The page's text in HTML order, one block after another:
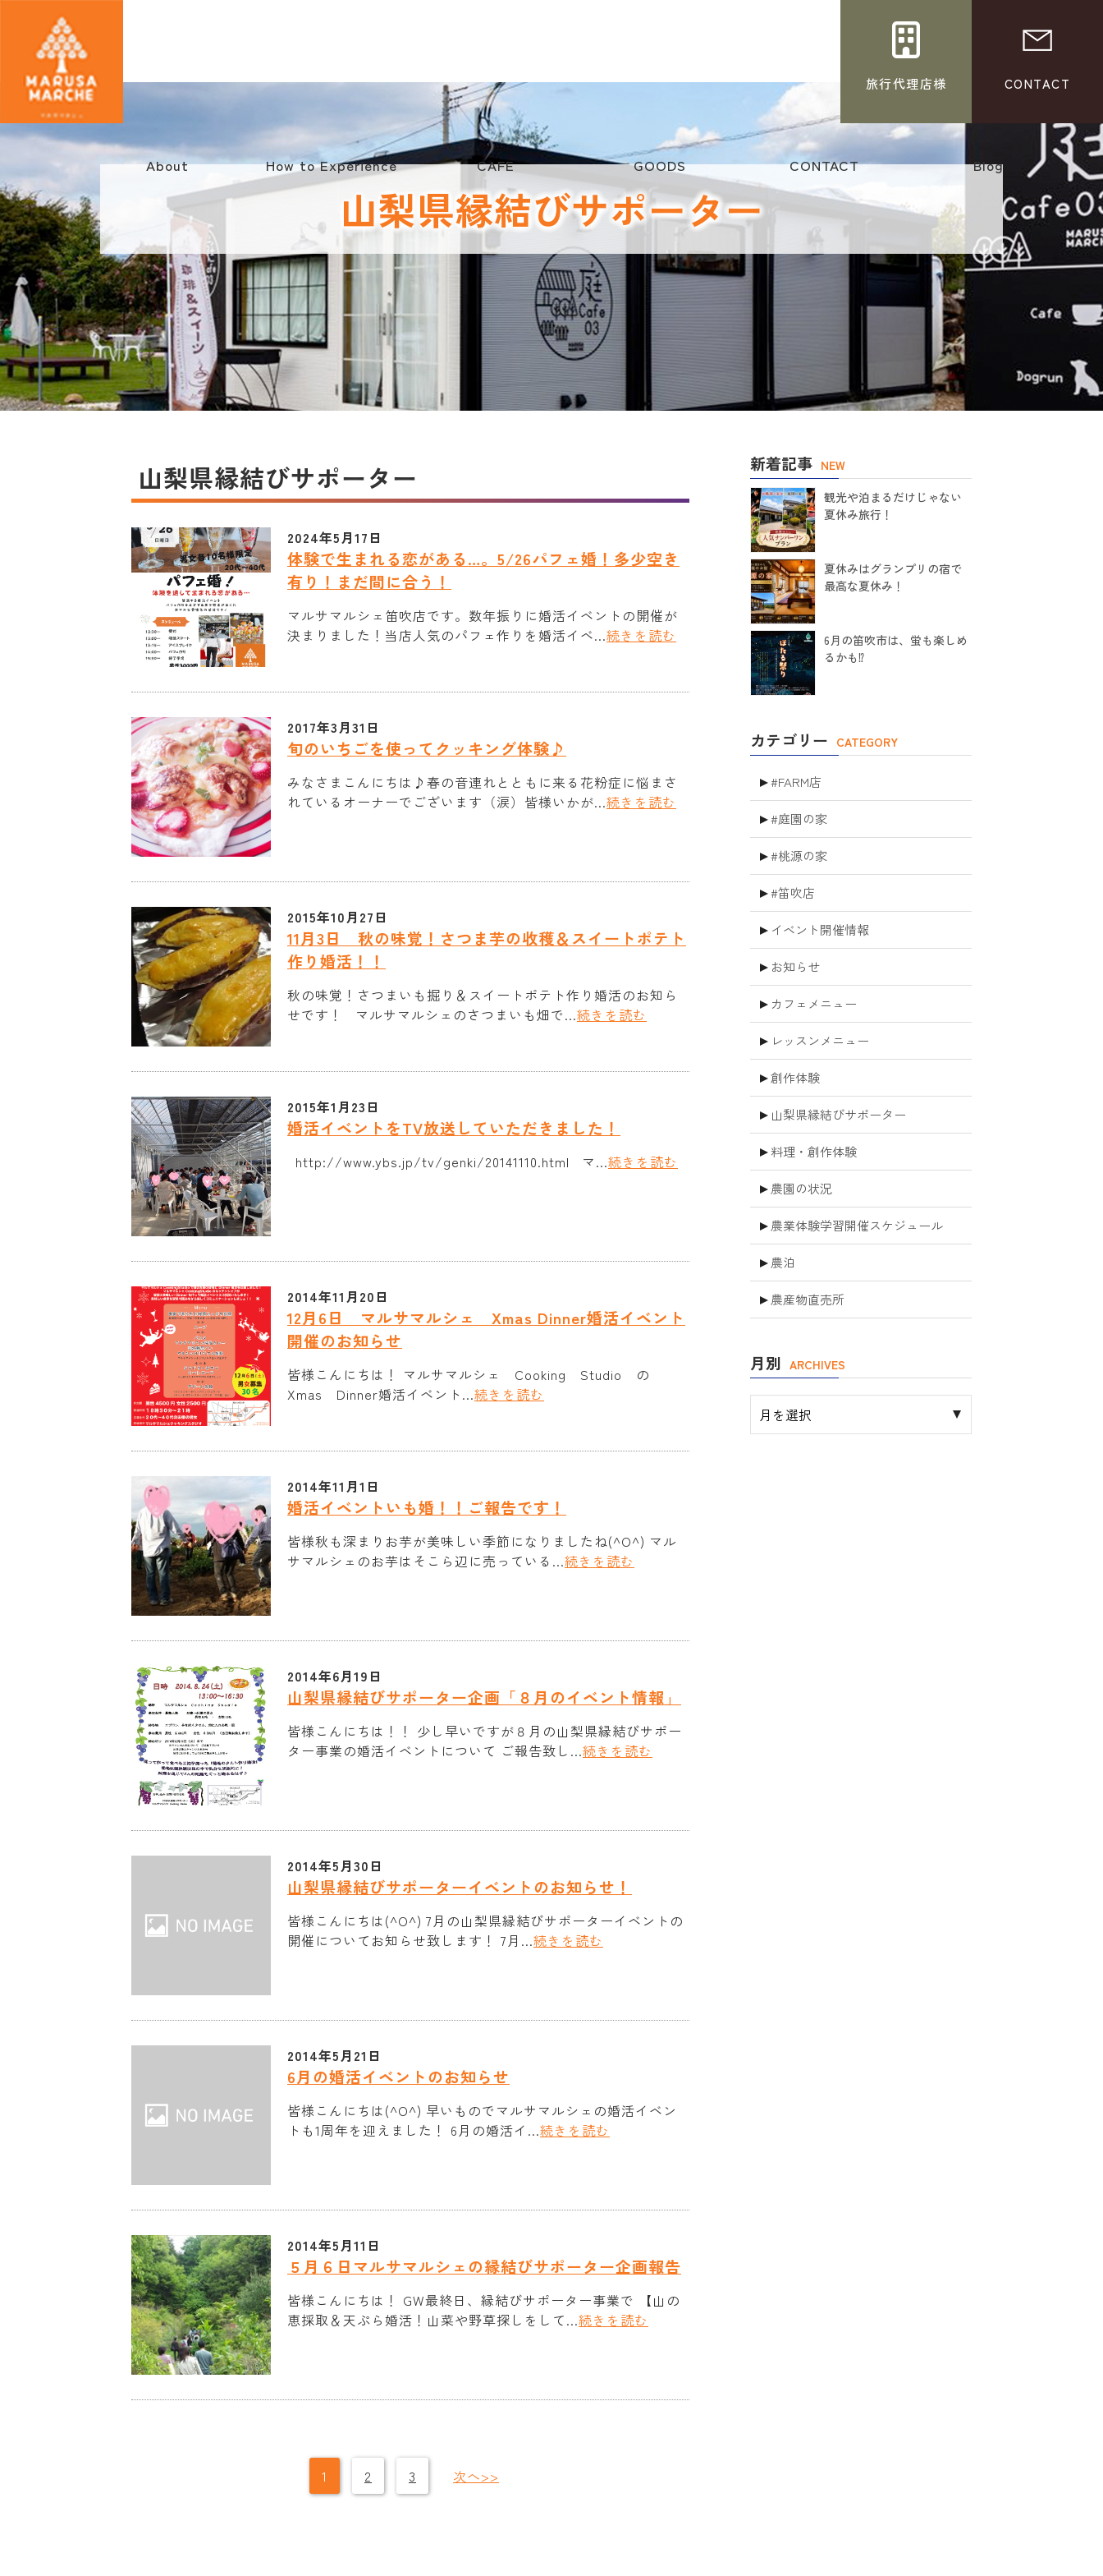
旅行代理店様 CONTACT
About How to Experience CAFE GOODS CONTACT Blog
山梨県縁結びサポーター
山梨県縁結びサポーター
2024年5月17日
体験で生まれる恋がある…。5/26パフェ婚！多少空き
有り！まだ間に合う！
マルサマルシェ笛吹店です。数年振りに婚活イベントの開催が
決まりました！当店人気のパフェ作りを婚活イベ...続きを読む
2017年3月31日
旬のいちごを使ってクッキング体験♪
みなさまこんにちは♪春の音連れとともに来る花粉症に悩まさ
れているオーナーでございます（涙）皆様いかが...続きを読む
2015年10月27日
11月3日 秋の味覚！さつま芋の收穫＆スイートポテト
作り婚活！！
秋の味覚！さつまいも掘り＆スイートポテト作り婚活のお知ら
せです！ マルサマルシェのさつまいも畑で...続きを読む
2015年1月23日
婚活イベントをTV放送していただきました！
http://www.ybs.jp/tv/genki/20141110.html マ...続きを読む
2014年11月20日
12月6日 マルサマルシェ Xmas Dinner婚活イベント
開催のお知らせ
皆様こんにちは！ マルサマルシェ Cooking Studio の
Xmas Dinner婚活イベント...続きを読む
2014年11月1日
婚活イベントいも婚！！ご報告です！
皆様秋も深まりお芋が美味しい季節になりましたね(^O^) マル
サマルシェのお芋はそこら辺に売っている...続きを読む
2014年6月19日
山梨県縁結びサポーター企画「８月のイベント情報」
皆様こんにちは！！ 少し早いですが８月の山梨県縁結びサポー
ター事業の婚活イベントについて ご報告致し...続きを読む
2014年5月30日
山梨県縁結びサポーターイベントのお知らせ！
皆様こんにちは(^O^) 7月の山梨県縁結びサポーターイベントの
開催についてお知らせ致します！ 7月...続きを読む
2014年5月21日
6月の婚活イベントのお知らせ
皆様こんにちは(^O^) 早いものでマルサマルシェの婚活イベン
トも1周年を迎えました！ 6月の婚活イ...続きを読む
2014年5月11日
５月６日マルサマルシェの縁結びサポーター企画報告
皆様こんにちは！ GW最終日、縁結びサポーター事業で 【山の
恵採取＆天ぷら婚活！山菜や野草探しをして...続きを読む
1 2 3 次へ>>
新着記事 NEW
観光や泊まるだけじゃない
夏休み旅行！
夏休みはグランプリの宿で
最高な夏休み！
6月の笛吹市は、蛍も楽しめ
るかも⁉️
カテゴリー CATEGORY
#FARM店
#庭園の家
#桃源の家
#笛吹店
イベント開催情報
お知らせ
カフェメニュー
レッスンメニュー
創作体験
山梨県縁結びサポーター
料理・創作体験
農園の状況
農業体験学習開催スケジュール
農泊
農産物直売所
月別 ARCHIVES